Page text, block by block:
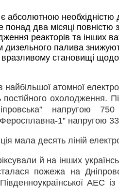
абсолютною необхідністю
два місяці повністю
реакторів та інших
палива
становищі
атомної
охолодження.
напругою
1” напругою
мала десять ліній
й на інших
пожежа на
АЕС